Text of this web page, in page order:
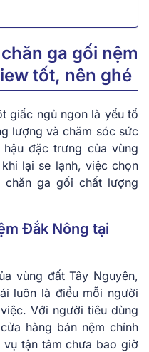
ga gối nệm
tốt, nên ghé
giấc ngủ ngon là yếu tố
lượng và chăm sóc sức
đặc trưng của vùng
lại se lạnh, việc chọn
ga gối chất lượng
Đắk Nông tại
vùng đất Tây Nguyên,
luôn là điều mỗi người
Với người tiêu dùng
hàng bán nệm chính
tận tâm chưa bao giờ